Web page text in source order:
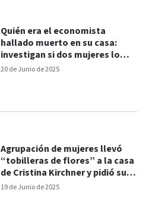
20 de Junio de 2025
Quién era el economista
hallado muerto en su casa:
investigan si dos mujeres lo
asfixiaron para robarle
19 de Junio de 2025
Agrupación de mujeres llevó
“tobilleras de flores” a la casa
de Cristina Kirchner y pidió su
libertad